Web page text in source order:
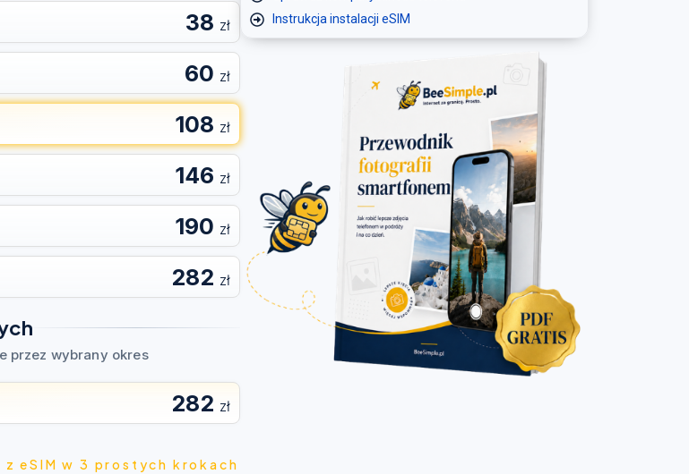
38 zł
60 zł
108 zł
146 zł
190 zł
282 zł
przez wybrany okres
282 zł
Instrukcja instalacji eSIM
eSIM w 3 prostych krokach